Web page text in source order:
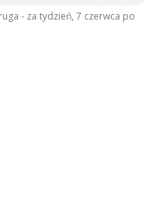
- za tydzień, 7 czerwca po